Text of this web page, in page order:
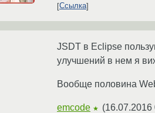
Ссылка
JSDT в Eclipse
улучшений в нем я
Вообще половина
emcode ★ (16.07.2016